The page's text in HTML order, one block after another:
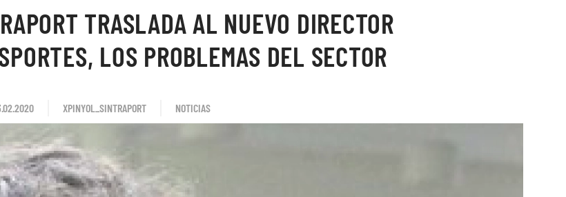
TRASLADA AL NUEVO DIRECTOR
LOS PROBLEMAS DEL SECTOR
XPINYOL_SINTRAPORT NOTICIAS